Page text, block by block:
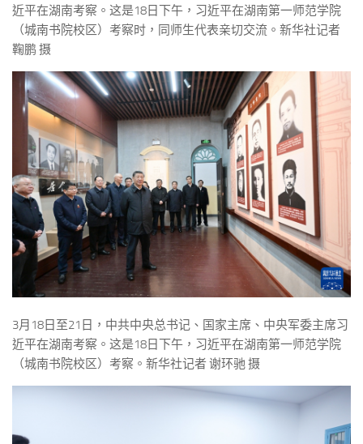
近平在湖南考察。这是18日下午，习近平在湖南第一师范学院
（城南书院校区）考察时，同师生代表亲切交流。新华社记者
鞠鹏 摄
3月18日至21日，中共中央总书记、国家主席、中央军委主席习
近平在湖南考察。这是18日下午，习近平在湖南第一师范学院
（城南书院校区）考察。新华社记者 谢环驰 摄